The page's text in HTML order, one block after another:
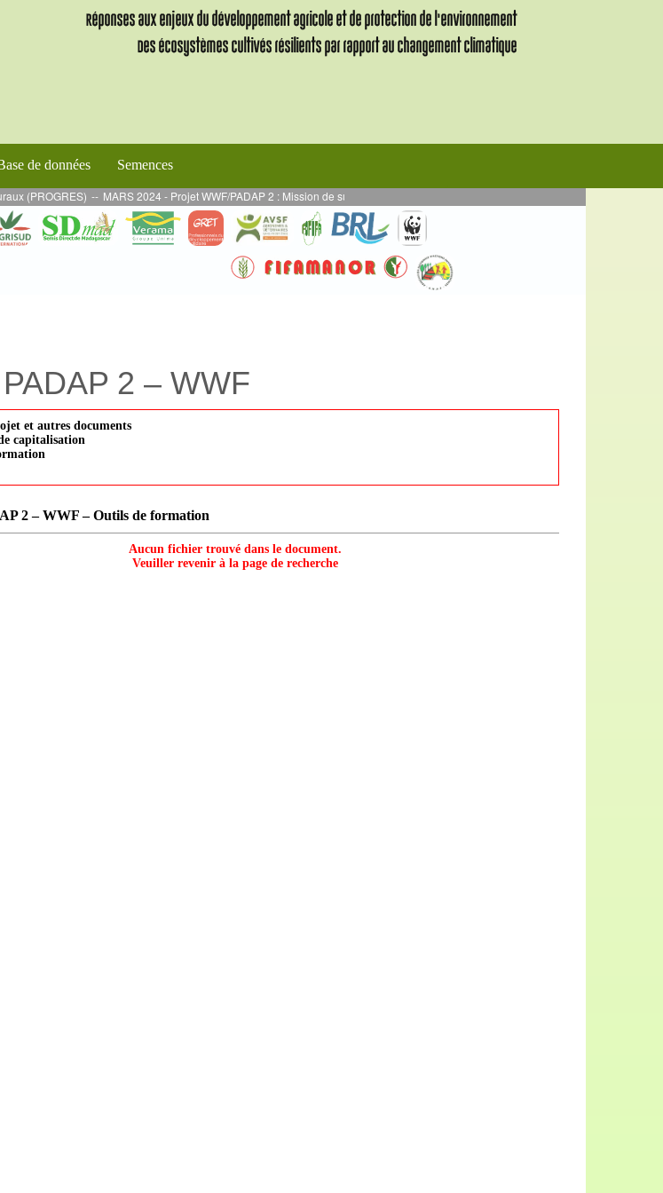
de données Semences
-- MARS 2024 - Projet WWF/PADAP 2 : Mission de supervision des activités en AE mises en œuvre en par DURRELL - Projet
2 – WWF
et autres documents
capitalisation
2 – WWF – Outils de formation
Aucun fichier trouvé dans le document.
Veuiller revenir à la page de recherche